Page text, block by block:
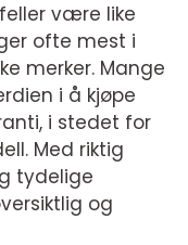
være like
ofte mest i
merker. Mange
i å kjøpe
i stedet for
Med riktig
tydelige
og